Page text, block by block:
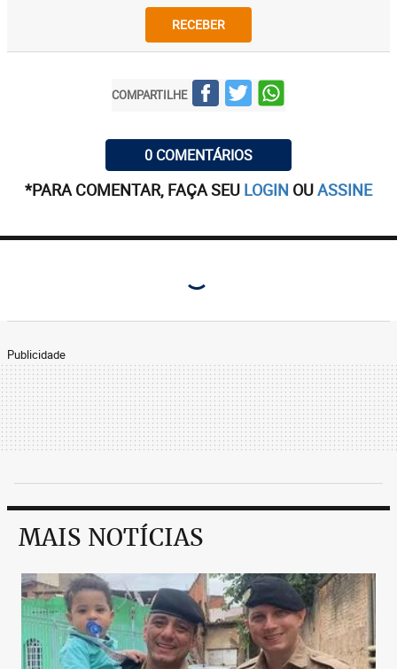
RECEBER
COMPARTILHE
0 COMENTÁRIOS
*PARA COMENTAR, FAÇA SEU LOGIN OUASSINE
Publicidade
MAIS NOTÍCIAS